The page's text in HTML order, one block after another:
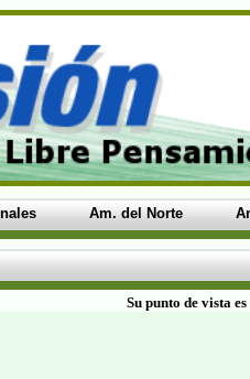
Am. del Norte
Su punto de vista